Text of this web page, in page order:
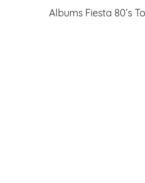
Albums Fiesta 80’s